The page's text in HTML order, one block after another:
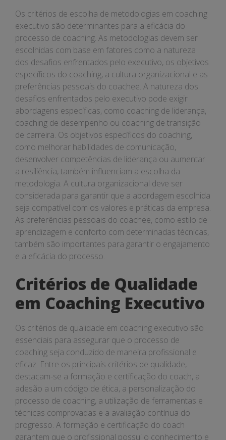
Os critérios de escolha de metodologias em coaching
executivo são determinantes para a eficácia do
processo de coaching. As metodologias devem ser
escolhidas com base em fatores como a natureza
dos desafios enfrentados pelo executivo, os objetivos
específicos do coaching, a cultura organizacional e as
preferências pessoais do coachee. A natureza dos
desafios enfrentados pelo executivo pode exigir
abordagens específicas, como coaching de liderança,
coaching de desempenho ou coaching de transição
de carreira. Os objetivos específicos do coaching,
como melhorar habilidades de comunicação,
desenvolver competências de liderança ou aumentar
a resiliência, também influenciam a escolha da
metodologia. A cultura organizacional deve ser
considerada para garantir que a abordagem escolhida
seja compatível com os valores e práticas da empresa.
As preferências pessoais do coachee, como estilo de
aprendizagem e conforto com determinadas técnicas,
também são importantes para garantir o engajamento
e a eficácia do processo.
Critérios de Qualidade
em Coaching Executivo
Os critérios de qualidade em coaching executivo são
essenciais para assegurar que o processo de
coaching seja conduzido de maneira profissional e
eficaz. Entre os principais critérios de qualidade,
destacam-se a formação e certificação do coach, a
adesão a um código de ética, a personalização do
processo de coaching, a utilização de ferramentas e
técnicas comprovadas e a avaliação contínua do
progresso. A formação e certificação do coach
garantem que o profissional possui o conhecimento e